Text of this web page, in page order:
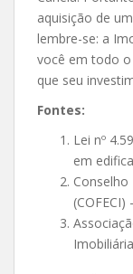
aquisição de
lembre-se: a
você em todo
que seu
Fontes:
Lei nº
em
(COFECI)